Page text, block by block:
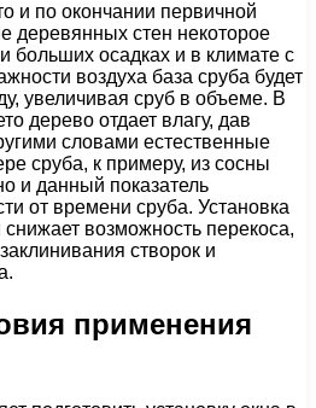
и по окончании первичной
деревянных стен некоторое
больших осадках и в климате с
воздуха база сруба будет
увеличивая сруб в объеме. В
дерево отдает влагу, дав
словами естественные
сруба, к примеру, из сосны
и данный показатель
от времени сруба. Установка
возможность перекоса,
створок и
применения